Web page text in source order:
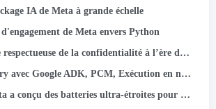
IA de Meta à grande échelle
d'engagement de Meta envers Python
la confidentialité à l’ère de l’IA native: Une étude de cas sur la classification des actifs
ADK, PCM, Exécution en nuage, Rationalisé, et authentification OIDC
des batteries ultra-étroites pour les lunettes AI